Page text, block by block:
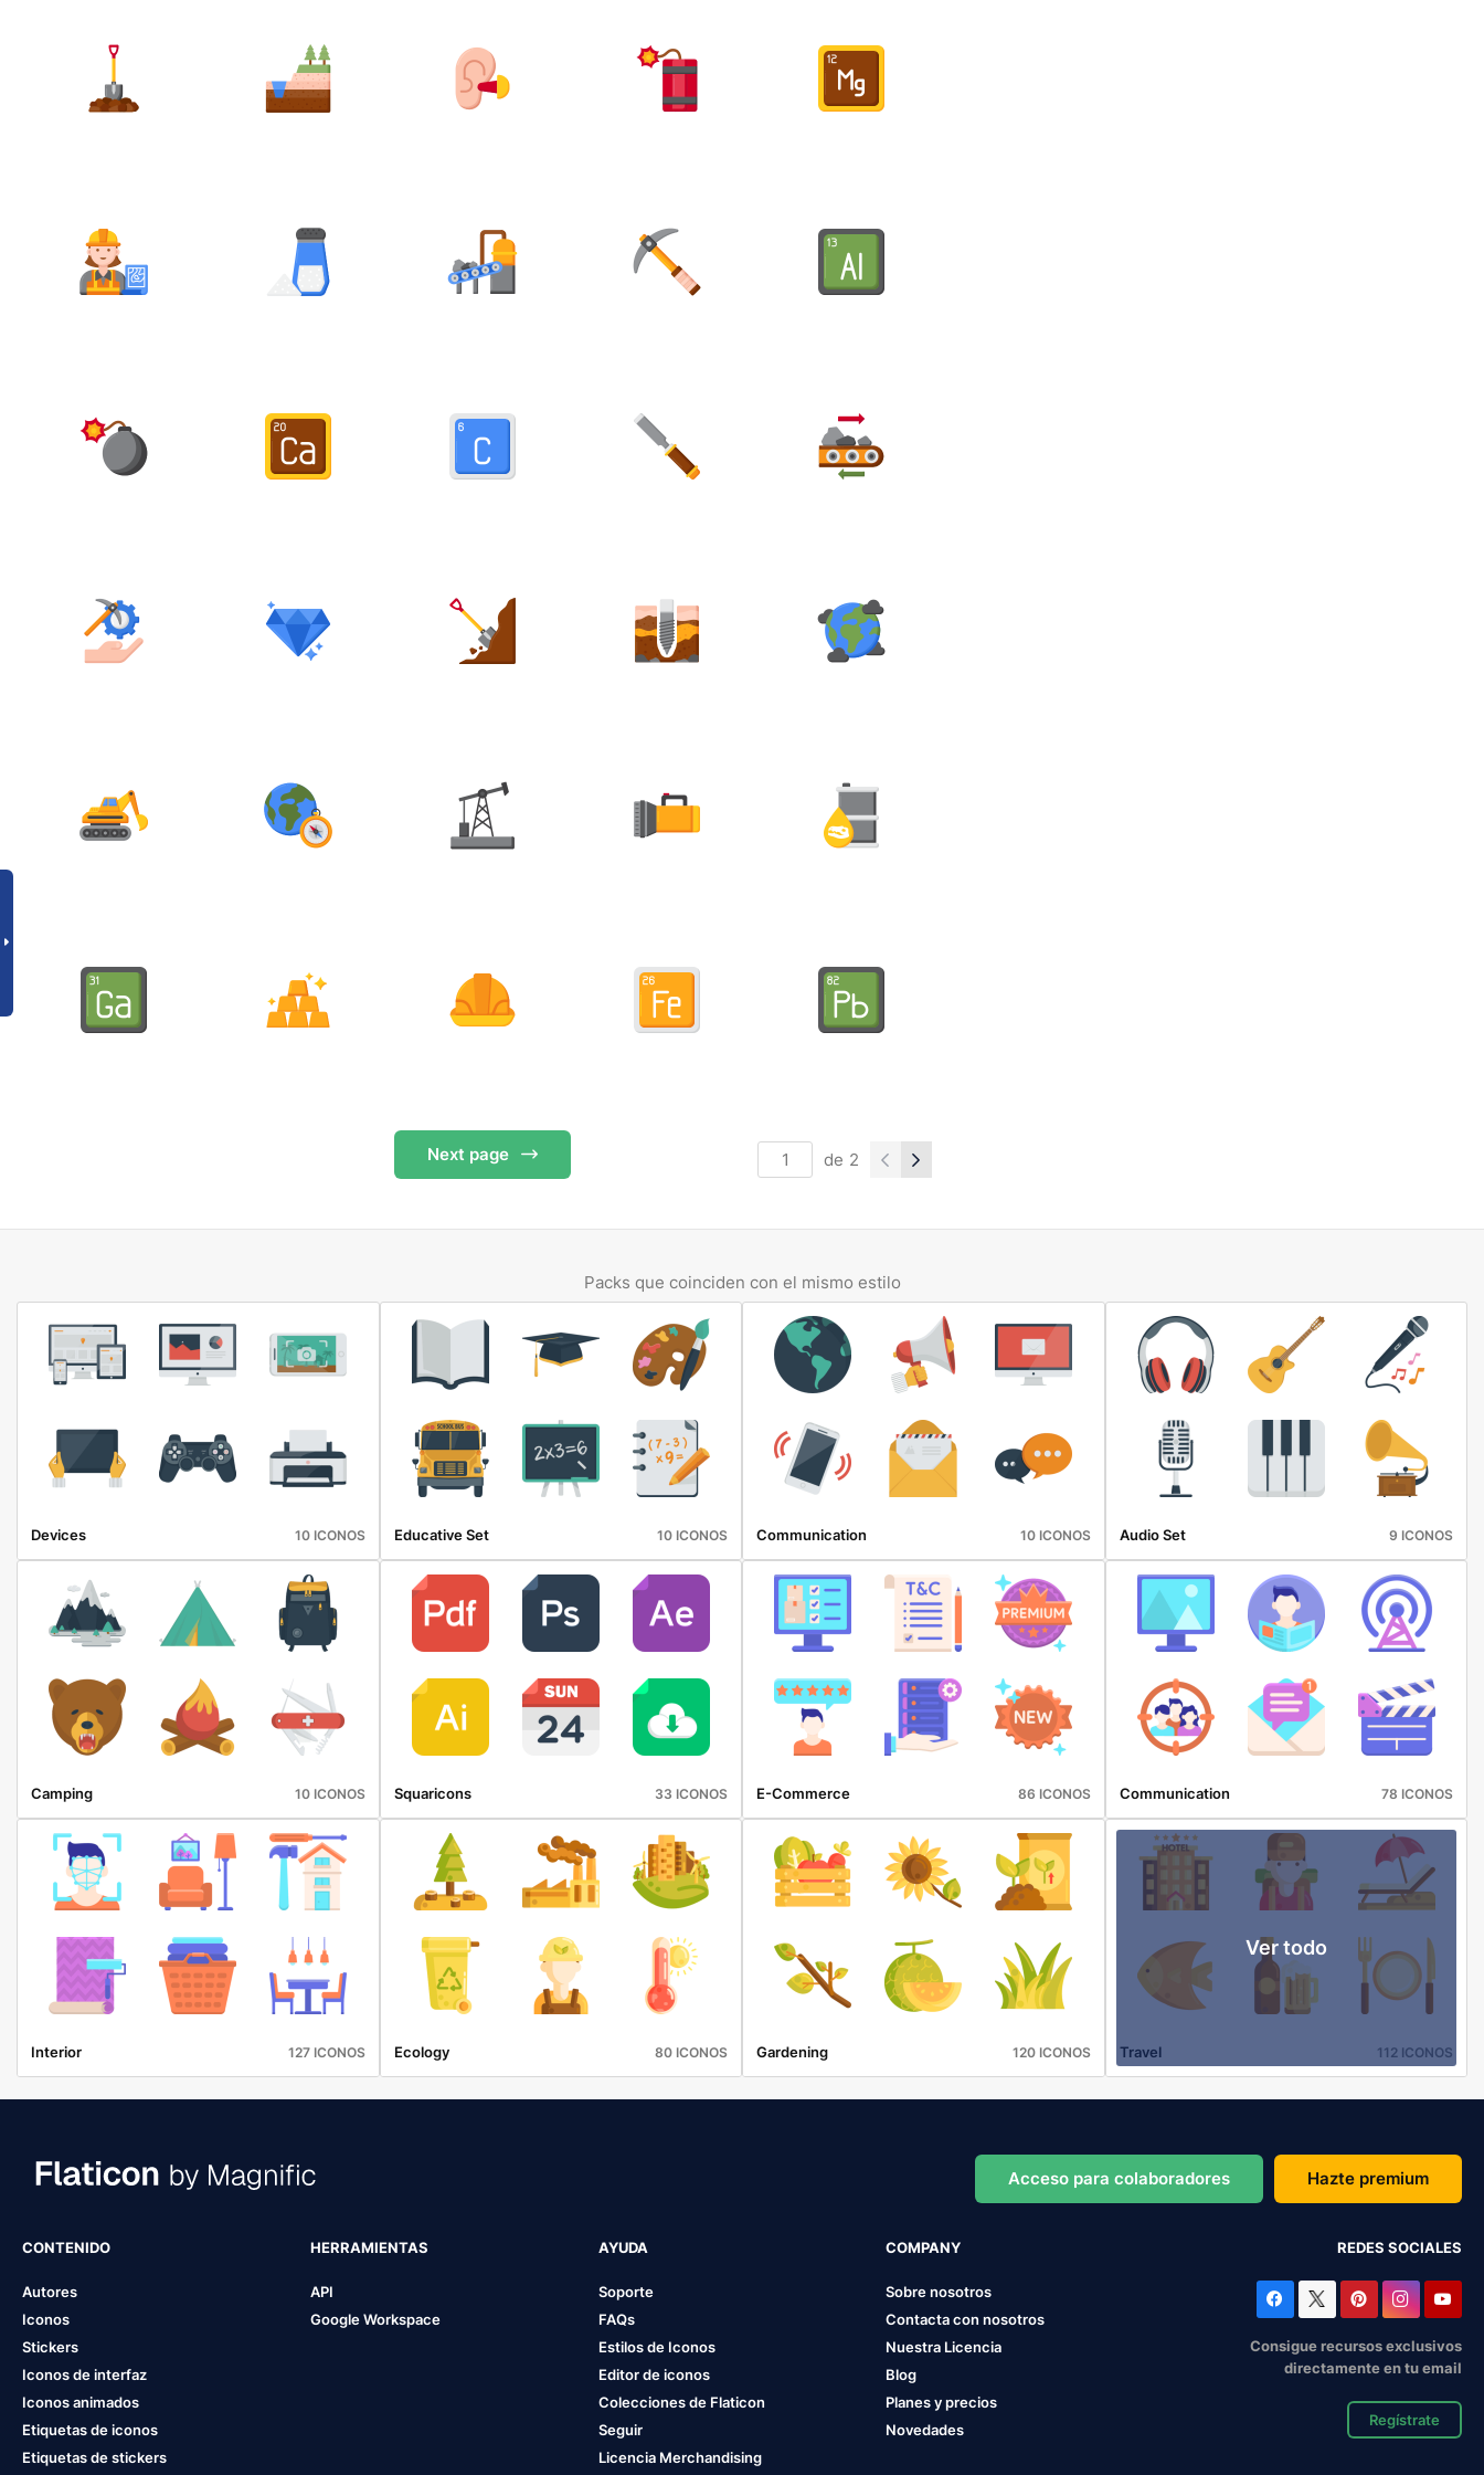
Next page de 2
Packs que coinciden con el mismo estilo
Devices 10 ICONOS Educative Set 10 ICONOS Communication 10 ICONOS Audio Set 9 ICONOS
Camping 10 ICONOS Squaricons 33 ICONOS E-Commerce 86 ICONOS Communication 78 ICONOS
Interior 127 ICONOS Ecology 80 ICONOS Gardening 120 ICONOS
Ver todo
Travel 112 ICONOS
Acceso para colaboradores Hazte premium
CONTENIDO
Autores
Iconos
Stickers
Iconos de interfaz
Iconos animados
Etiquetas de iconos
Etiquetas de stickers
HERRAMIENTAS
API
Google Workspace
AYUDA
Soporte
FAQs
Estilos de Iconos
Editor de iconos
Colecciones de Flaticon
Seguir
Licencia Merchandising
COMPANY
Sobre nosotros
Contacta con nosotros
Nuestra Licencia
Blog
Planes y precios
Novedades
REDES SOCIALES
Consigue recursos exclusivos
directamente en tu email
Regístrate